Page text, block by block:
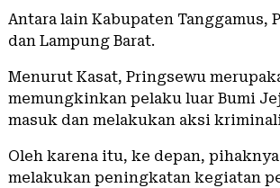
Antara lain Kabupaten Tanggamus,
dan Lampung Barat.
Menurut Kasat, Pringsewu
memungkinkan pelaku luar Bumi
masuk dan melakukan aksi
Oleh karena itu, ke depan,
melakukan peningkatan kegiatan